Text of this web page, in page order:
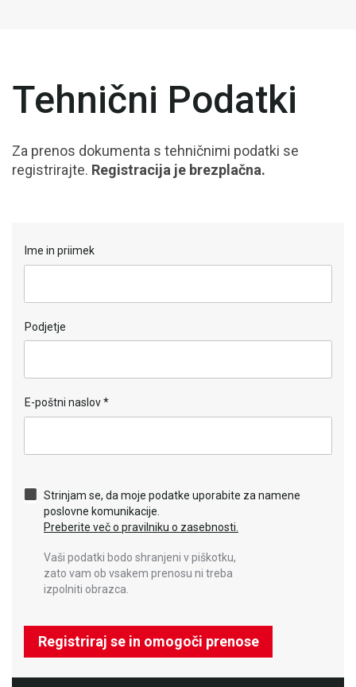
Tehnični Podatki
Za prenos dokumenta s tehničnimi podatki se
registrirajte. Registracija je brezplačna.
Ime in priimek
Podjetje
E-poštni naslov*
Strinjam se, da moje podatke uporabite za namene
poslovne komunikacije.
Preberite več o pravilniku o zasebnosti.
Vaši podatki bodo shranjeni v piškotku,
zato vam ob vsakem prenosu ni treba
izpolniti obrazca.
Registriraj se in omogoči prenose